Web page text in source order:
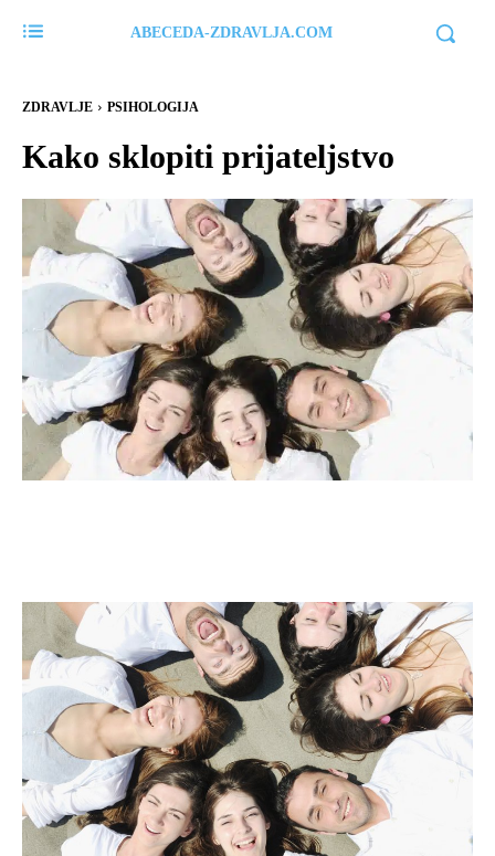
ABECEDA-ZDRAVLJA.COM
ZDRAVLJE PSIHOLOGIJA
Kako sklopiti prijateljstvo